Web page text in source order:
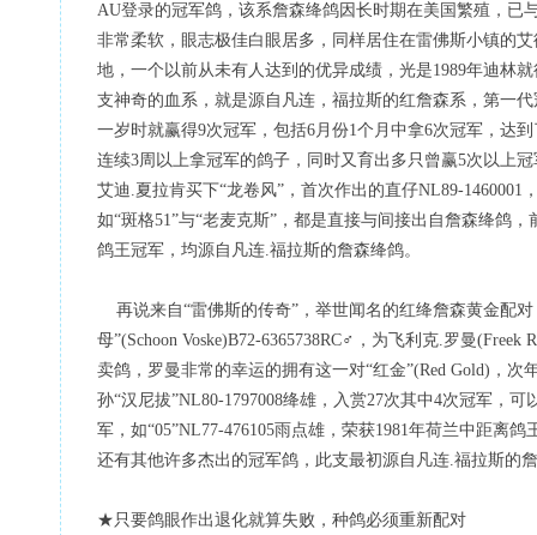
AU登录的冠军鸽，该系詹森绛鸽因长时期在美国繁殖，已
非常柔软，眼志极佳白眼居多，同样居住在雷佛斯小镇的
地，一个以前从未有人达到的优异成绩，光是1989年迪林
支神奇的血系，就是源自凡连，福拉斯的红詹森系，第一
一岁时就赢得9次冠军，包括6月份1个月中拿6次冠军，达
连续3周以上拿冠军的鸽子，同时又育出多只曾赢5次以上
艾迪.夏拉肯买下“龙卷风”，首次作出的直仔NL89-
如“斑格51”与“老麦克斯”，都是直接与间接出自詹森绛鸽
鸽王冠军，均源自凡连.福拉斯的詹森绛鸽。
再说来自“雷佛斯的传奇”，举世闻名的红绛詹森黄金配对
母”(Schoon Voske)B72-6365738RC♂，为飞利克.罗曼
卖鸽，罗曼非常的幸运的拥有这一对“红金”(Red Gold)，次
孙“汉尼拔”NL80-1797008绛雄，入赏27次其中4次冠军，
军，如“05”NL77-476105雨点雄，荣获1981年荷兰中距离
还有其他许多杰出的冠军鸽，此支最初源自凡连.福拉斯的
★只要鸽眼作出退化就算失败，种鸽必须重新配对